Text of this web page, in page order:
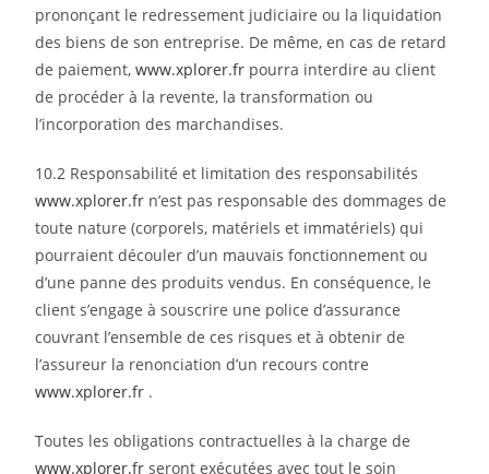
prononçant le redressement judiciaire ou la liquidation
des biens de son entreprise. De même, en cas de retard
de paiement,www.xplorer.fr pourra interdire au client
de procéder à la revente, la transformation ou
l’incorporation des marchandises.
10.2 Responsabilité et limitation des responsabilités
www.xplorer.fr n’est pas responsable des dommages de
toute nature (corporels, matériels et immatériels) qui
pourraient découler d’un mauvais fonctionnement ou
d’une panne des produits vendus. En conséquence, le
client s’engage à souscrire une police d’assurance
couvrant l’ensemble de ces risques et à obtenir de
l’assureur la renonciation d’un recours contre
www.xplorer.fr .
Toutes les obligations contractuelles à la charge de
www.xplorer.frseront exécutées avec tout le soin